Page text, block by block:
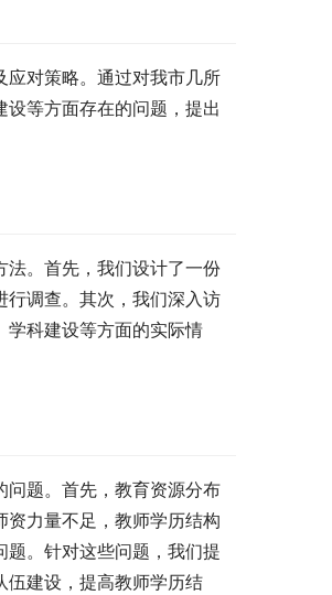
应对策略。通过对我市几所
等方面存在的问题，提出
法。首先，我们设计了一份
行调查。其次，我们深入访
学科建设等方面的实际情
问题。首先，教育资源分布
力量不足，教师学历结构
。针对这些问题，我们提
伍建设，提高教师学历结